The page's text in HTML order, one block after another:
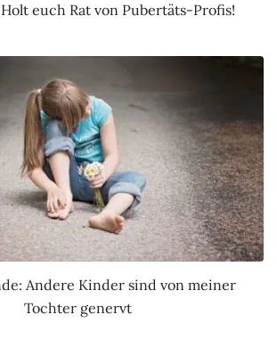
euch Rat von Pubertäts-Profis!
Andere Kinder sind von meiner
Tochter genervt